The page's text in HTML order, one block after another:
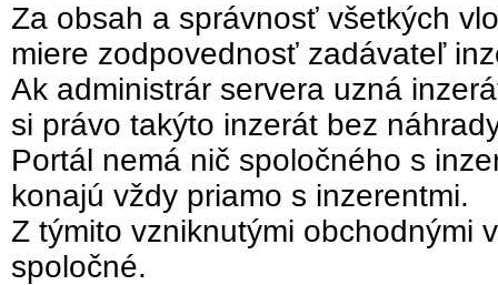
Za obsah a správnosť všetkých
miere zodpovednosť zadávateľ
Ak administrár servera uzná
si právo takýto inzerát bez
Portál nemá nič spoločného s
konajú vždy priamo s inzerentmi.
Z týmito vzniknutými obchodnými
spoločné.